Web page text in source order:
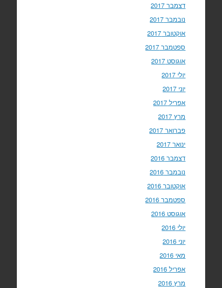
דצמבר 2017
נובמבר 2017
אוקטובר 2017
ספטמבר 2017
אוגוסט 2017
יולי 2017
יוני 2017
אפריל 2017
מרץ 2017
פברואר 2017
ינואר 2017
דצמבר 2016
נובמבר 2016
אוקטובר 2016
ספטמבר 2016
אוגוסט 2016
יולי 2016
יוני 2016
מאי 2016
אפריל 2016
מרץ 2016